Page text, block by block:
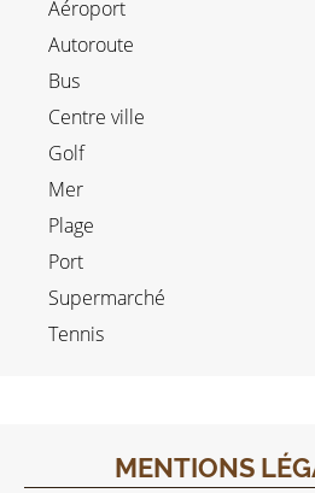
Aéroport
Autoroute
Bus
Centre ville
Golf
Mer
Plage
Port
Supermarché
Tennis
MENTIONS